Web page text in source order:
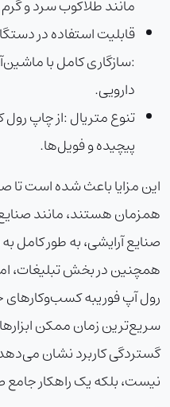
مانند طلاکوب سرد و
قابلیت استفاده در
:سازگاری کامل با
دارویی.
تنوع متریال:ازچاپ رول
پیچیده و فویل‌ها.
این مزایا باعث شده است تا
همزمان هستند، مانند
صنایع آرایشی، به طور
همچنین در بخش تبلیغات،
رول آپ فوریبه کسب‌وکارهای
سریع‌ترین زمان ممکن
گستردگی کاربرد نشان
نیست، بلکه یک راهکار